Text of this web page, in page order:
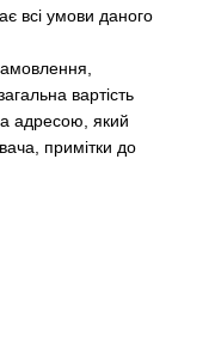
всі умови даного
вартість
адресою, який
примітки до